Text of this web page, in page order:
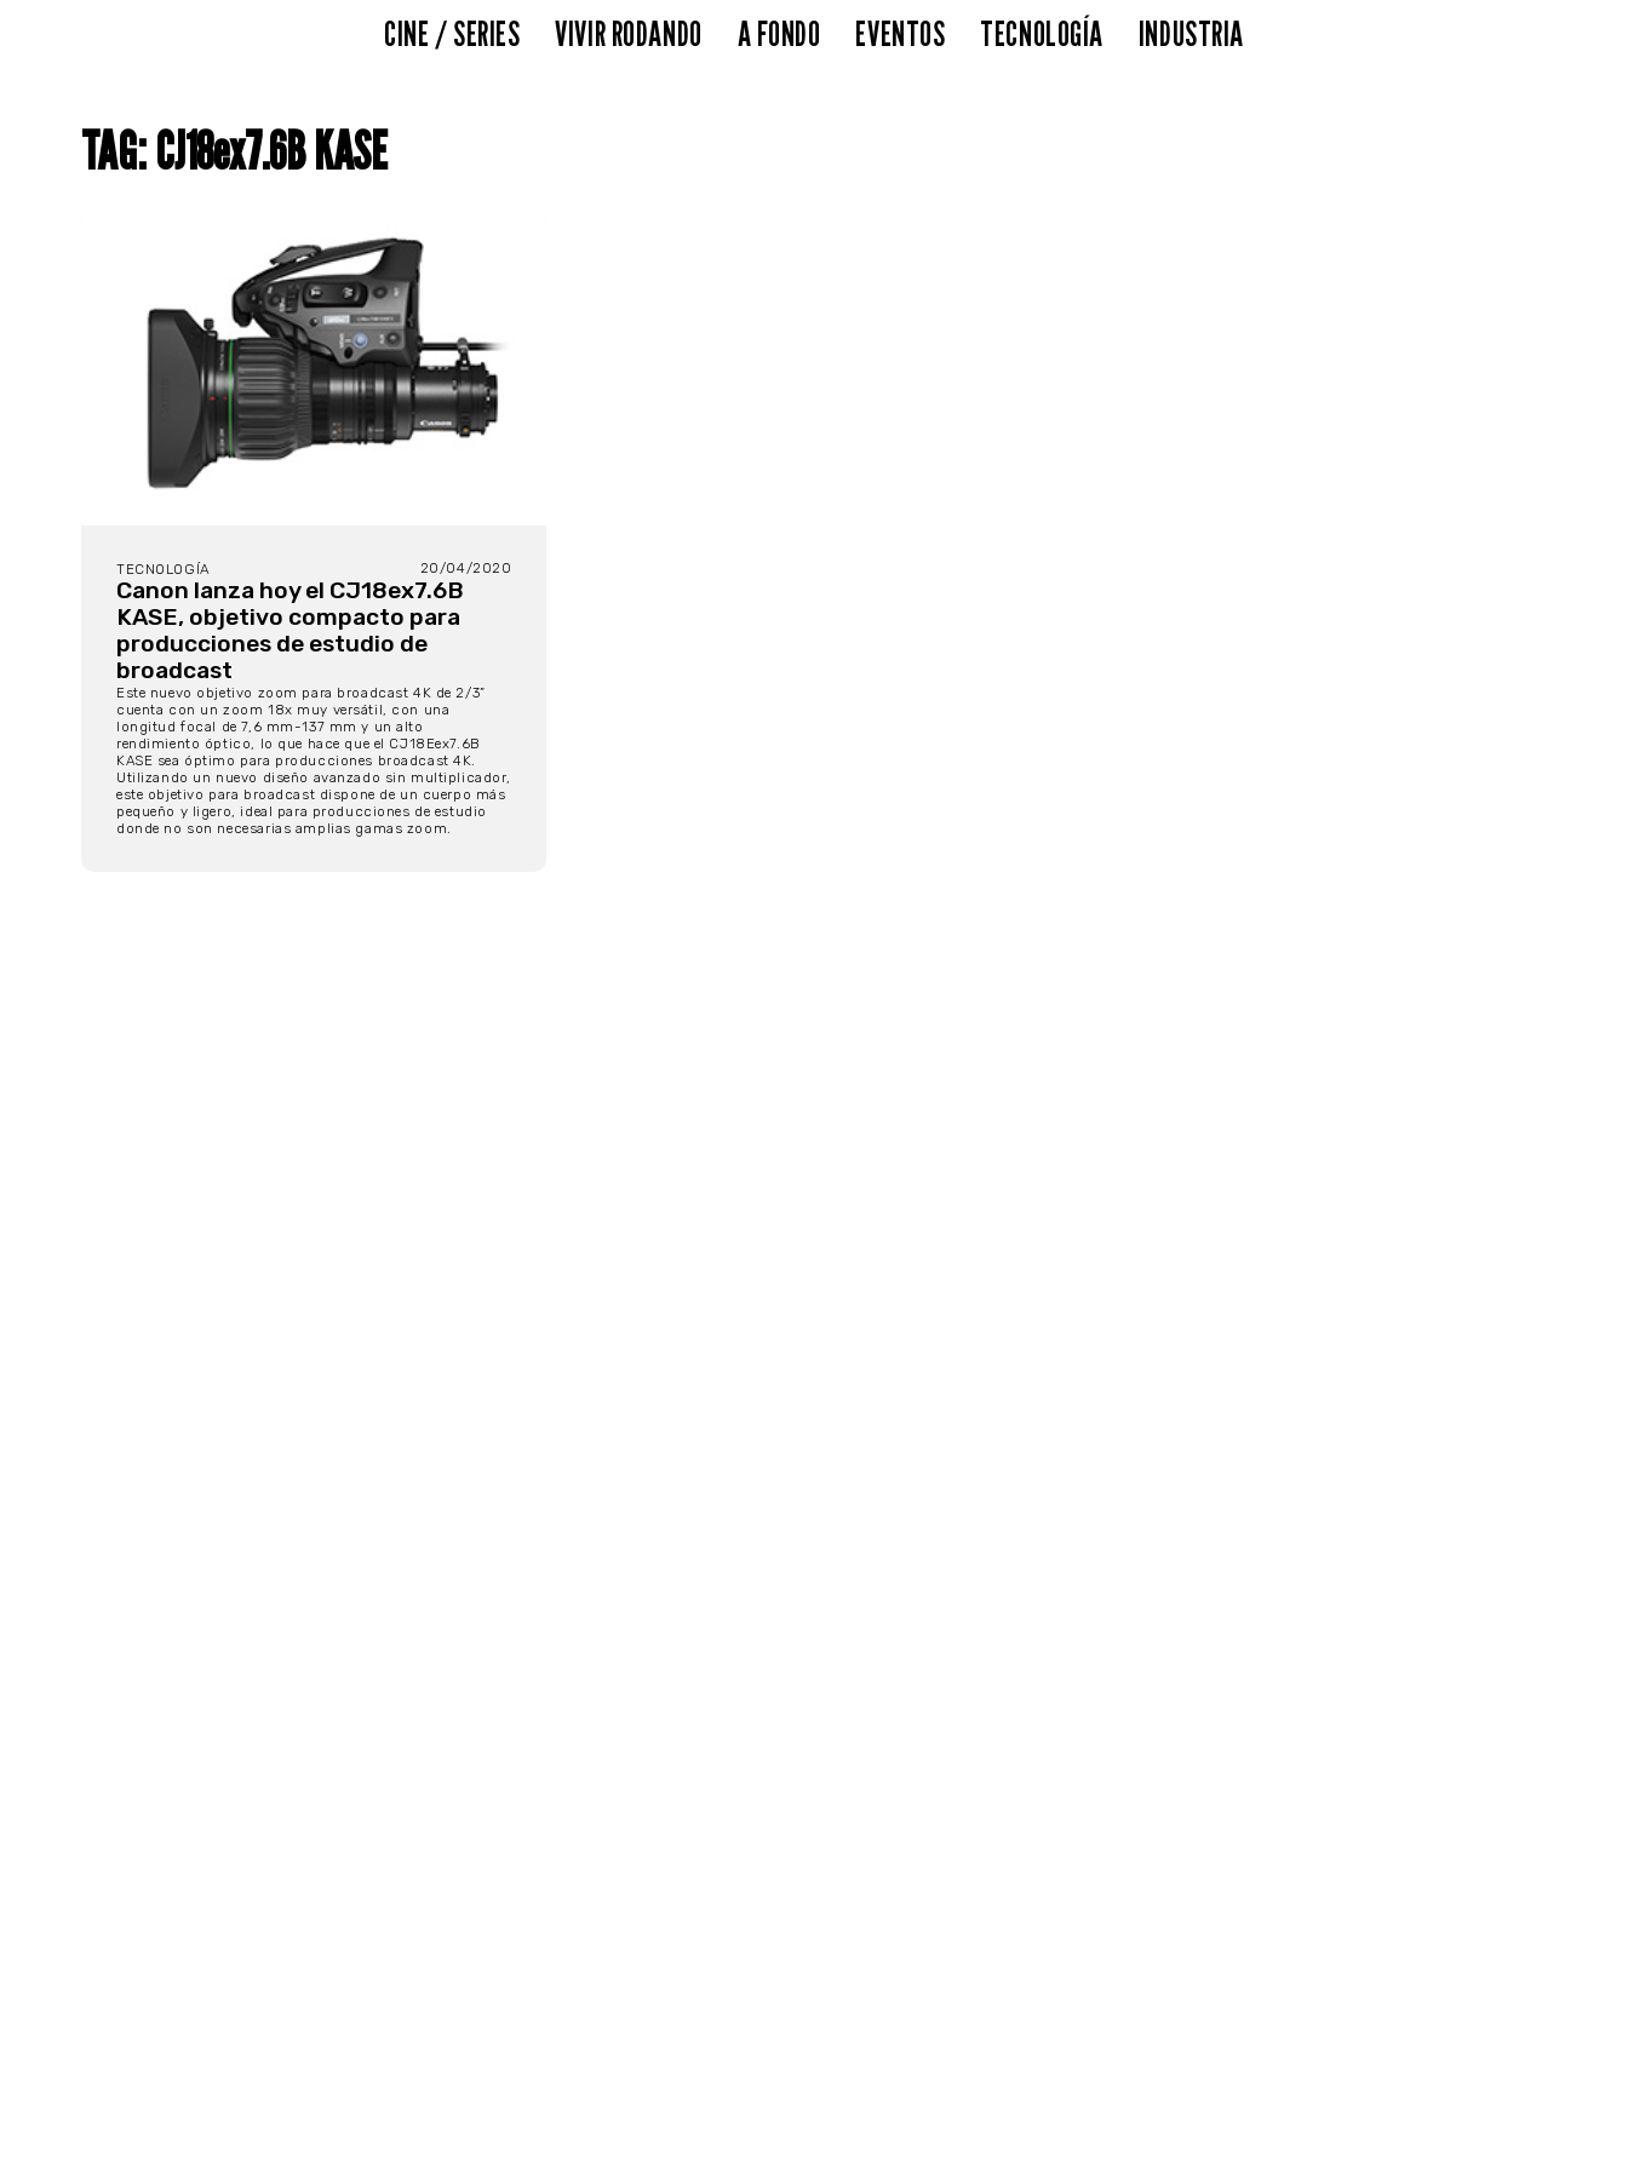
CINE / SERIES VIVIR RODANDO A FONDO EVENTOS TECNOLOGÍA INDUSTRIA
TAG: CJ18ex7.6B KASE
TECNOLOGÍA 20/04/2020
Canon lanza hoy el CJ18ex7.6B
KASE, objetivo compacto para
producciones de estudio de
broadcast
Este nuevo objetivo zoom para broadcast 4K de 2/3”
cuenta con un zoom 18x muy versátil, con una
longitud focal de 7,6 mm-137 mm y un alto
rendimiento óptico, lo que hace que el CJ18Eex7.6B
KASE sea óptimo para producciones broadcast 4K.
Utilizando un nuevo diseño avanzado sin multiplicador,
este objetivo para broadcast dispone de un cuerpo más
pequeño y ligero, ideal para producciones de estudio
donde no son necesarias amplias gamas zoom.